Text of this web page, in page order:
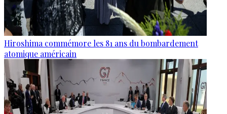
Hiroshima commémore les 81 ans du bombardement
atomique américain